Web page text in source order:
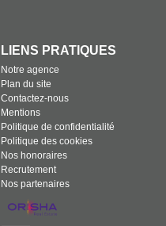
LIENS PRATIQUES
Notre agence
Plan du site
Contactez-nous
Mentions
Politique de confidentialité
Politique des cookies
Nos honoraires
Recrutement
Nos partenaires